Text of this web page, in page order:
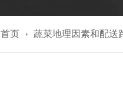
首页 蔬菜地理因素和配送